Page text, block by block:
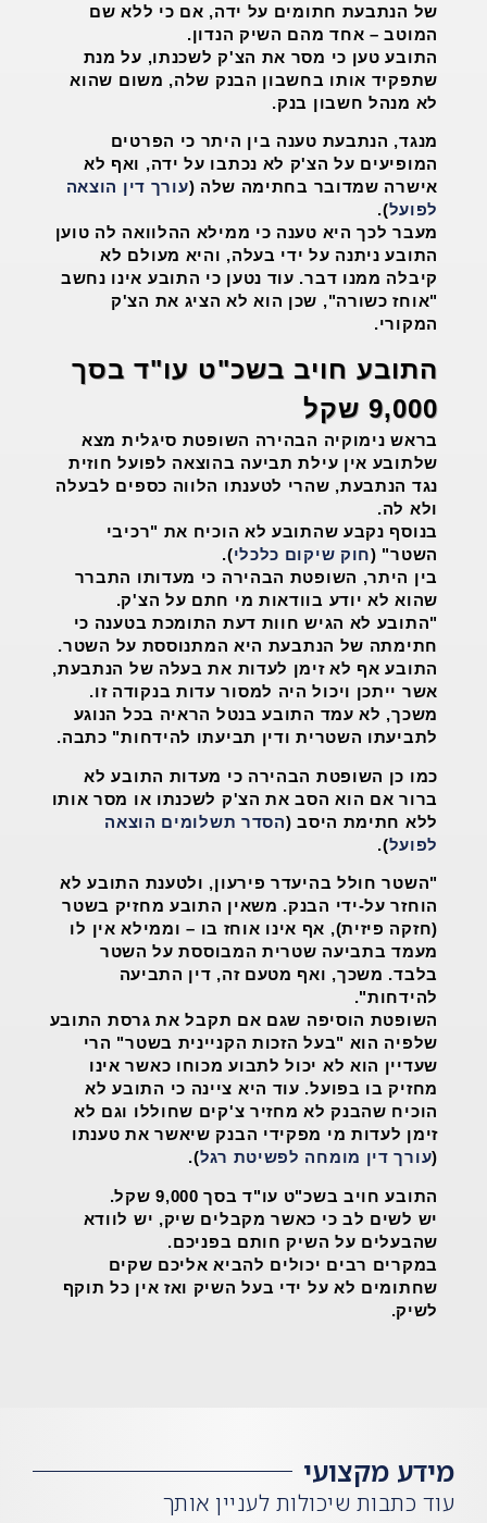
של הנתבעת חתומים על ידה, אם כי ללא שם
המוטב – אחד מהם השיק הנדון.
התובע טען כי מסר את הצ'ק לשכנתו, על מנת
שתפקיד אותו בחשבון הבנק שלה, משום שהוא
לא מנהל חשבון בנק.
מנגד, הנתבעת טענה בין היתר כי הפרטים
המופיעים על הצ'ק לא נכתבו על ידה, ואף לא
אישרה שמדובר בחתימה שלה (עורך דין הוצאה
לפועל).
מעבר לכך היא טענה כי ממילא ההלוואה לה טוען
התובע ניתנה על ידי בעלה, והיא מעולם לא
קיבלה ממנו דבר. עוד נטען כי התובע אינו נחשב
"אוחז כשורה", שכן הוא לא הציג את הצ'ק
המקורי.
התובע חויב בשכ"ט עו"ד בסך
9,000 שקל
בראש נימוקיה הבהירה השופטת סיגלית מצא
שלתובע אין עילת תביעה בהוצאה לפועל חוזית
נגד הנתבעת, שהרי לטענתו הלווה כספים לבעלה
ולא לה.
בנוסף נקבע שהתובע לא הוכיח את "רכיבי
השטר" (חוק שיקום כלכלי).
בין היתר, השופטת הבהירה כי מעדותו התברר
שהוא לא יודע בוודאות מי חתם על הצ'ק.
"התובע לא הגיש חוות דעת התומכת בטענה כי
חתימתה של הנתבעת היא המתנוססת על השטר.
התובע אף לא זימן לעדות את בעלה של הנתבעת,
אשר ייתכן ויכול היה למסור עדות בנקודה זו.
משכך, לא עמד התובע בנטל הראיה בכל הנוגע
לתביעתו השטרית ודין תביעתו להידחות" כתבה.
כמו כן השופטת הבהירה כי מעדות התובע לא
ברור אם הוא הסב את הצ'ק לשכנתו או מסר אותו
ללא חתימת היסב (הסדר תשלומים הוצאה
לפועל).
"השטר חולל בהיעדר פירעון, ולטענת התובע לא
הוחזר על-ידי הבנק. משאין התובע מחזיק בשטר
(חזקה פיזית), אף אינו אוחז בו – וממילא אין לו
מעמד בתביעה שטרית המבוססת על השטר
בלבד. משכך, ואף מטעם זה, דין התביעה
להידחות".
השופטת הוסיפה שגם אם תקבל את גרסת התובע
שלפיה הוא "בעל הזכות הקניינית בשטר" הרי
שעדיין הוא לא יכול לתבוע מכוחו כאשר אינו
מחזיק בו בפועל. עוד היא ציינה כי התובע לא
הוכיח שהבנק לא מחזיר צ'קים שחוללו וגם לא
זימן לעדות מי מפקידי הבנק שיאשר את טענתו
(עורך דין מומחה לפשיטת רגל).
התובע חויב בשכ"ט עו"ד בסך 9,000 שקל.
יש לשים לב כי כאשר מקבלים שיק, יש לוודא
שהבעלים על השיק חותם בפניכם.
במקרים רבים יכולים להביא אליכם שקים
שחתומים לא על ידי בעל השיק ואז אין כל תוקף
לשיק.
מידע מקצועי
עוד כתבות שיכולות לעניין אותך